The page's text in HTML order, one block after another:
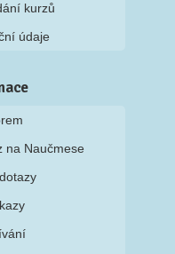
kurzů
údaje
na Naučmese